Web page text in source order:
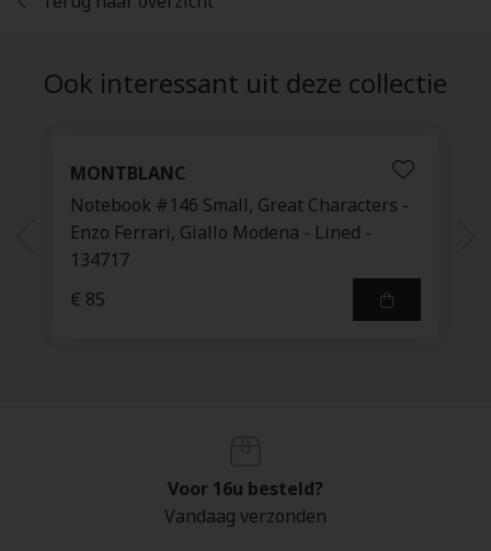
Ook interessant uit deze collectie
MONTBLANC
Notebook #146 Small, Great Characters -
Enzo Ferrari, Giallo Modena - Lined -
134717
€ 85
Voor 16u besteld?
Vandaag verzonden